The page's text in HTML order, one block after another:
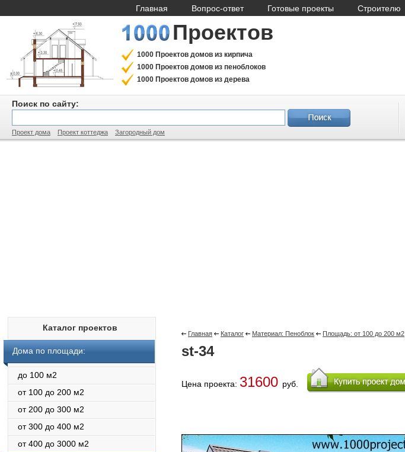
Главная Вопрос-ответ Готовые проекты Строителю
Проектов
1000 Проектов домов из кирпича
1000 Проектов домов из пеноблоков
1000 Проектов домов из дерева
Поиск по сайту:
Проект дома Проект коттеджа Загородный дом
Каталог проектов
Дома по площади:
до 100 м2
от 100 до 200 м2
от 200 до 300 м2
от 300 до 400 м2
от 400 до 3000 м2
Главная Каталог Материал: Пеноблок Площадь: от 100 до 200 м2
st-34
Цена проекта: 31600 руб.